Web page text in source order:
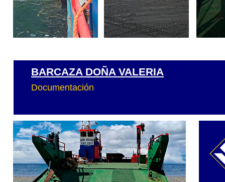
BARCAZA DOÑA VALERIA
Documentación